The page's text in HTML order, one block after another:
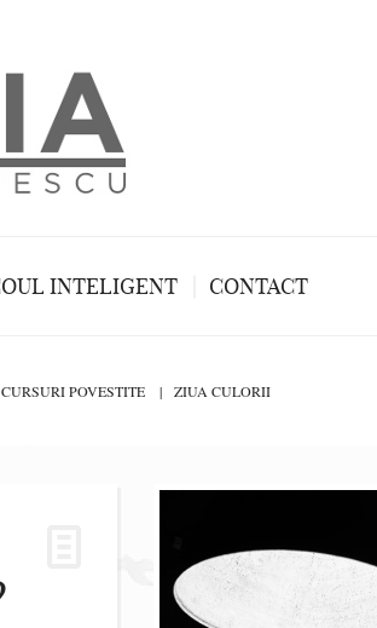
INTELIGENT CONTACT
CURSURI POVESTITE ZIUA CULORII